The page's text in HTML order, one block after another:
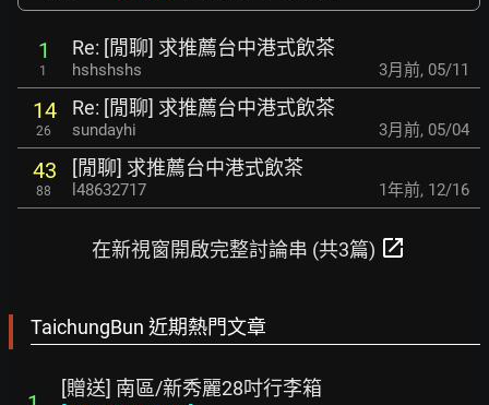
1
1
Re: [閒聊] 求推薦台中港式飲茶
hshshshs 3月前, 05/11
14
26
Re: [閒聊] 求推薦台中港式飲茶
sundayhi 3月前, 05/04
43
88
[閒聊] 求推薦台中港式飲茶
l48632717 1年前, 12/16
在新視窗開啟完整討論串 (共3篇) open_in_new
TaichungBun 近期熱門文章
[贈送] 南區/新秀麗28吋行李箱